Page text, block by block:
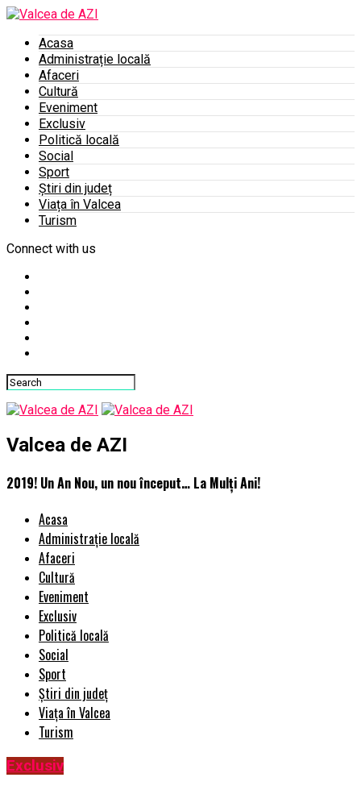
Acasa
Administrație locală
Afaceri
Cultură
Eveniment
Exclusiv
Politică locală
Social
Sport
Știri din județ
Viața în Valcea
Turism
Connect with us
Valcea de AZI
2019! Un An Nou, un nou început… La Mulţi Ani!
Acasa
Administrație locală
Afaceri
Cultură
Eveniment
Exclusiv
Politică locală
Social
Sport
Știri din județ
Viața în Valcea
Turism
Exclusiv